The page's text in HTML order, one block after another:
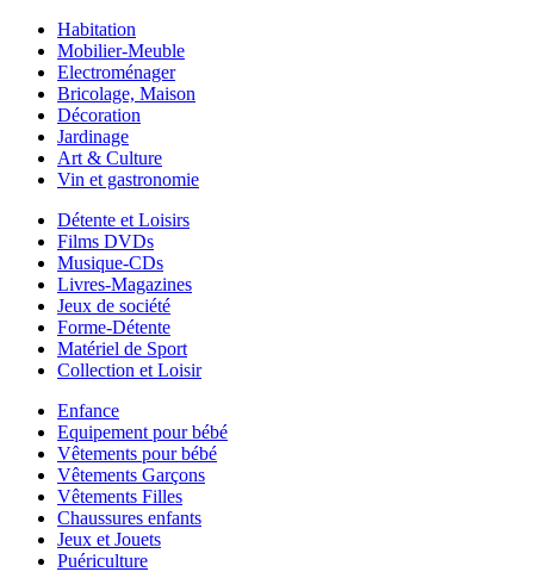
Habitation
Mobilier-Meuble
Electroménager
Bricolage, Maison
Décoration
Jardinage
Art & Culture
Vin et gastronomie
Détente et Loisirs
Films DVDs
Musique-CDs
Livres-Magazines
Jeux de société
Forme-Détente
Matériel de Sport
Collection et Loisir
Enfance
Equipement pour bébé
Vêtements pour bébé
Vêtements Garçons
Vêtements Filles
Chaussures enfants
Jeux et Jouets
Puériculture